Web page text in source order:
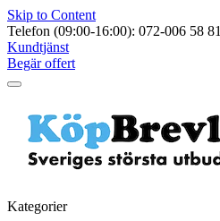
Skip to Content
Telefon (09:00-16:00): 072-006 58 81
Kundtjänst
Begär offert
Kategorier